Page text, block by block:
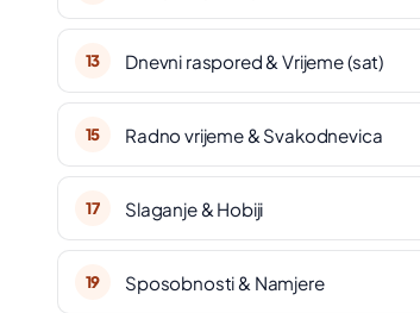
13 Dnevni raspored & Vrijeme (sat)
15 Radno vrijeme & Svakodnevica
17 Slaganje & Hobiji
19 Sposobnosti & Namjere